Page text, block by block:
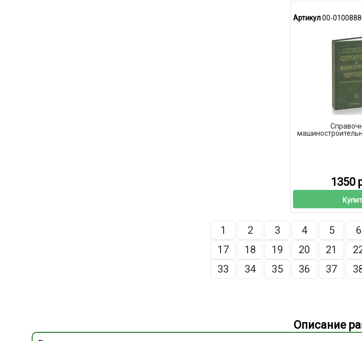
Артикул00-
1350
1 2 3 4 5 6
17
18 19 20 21
33
34 35 36 37
Описание